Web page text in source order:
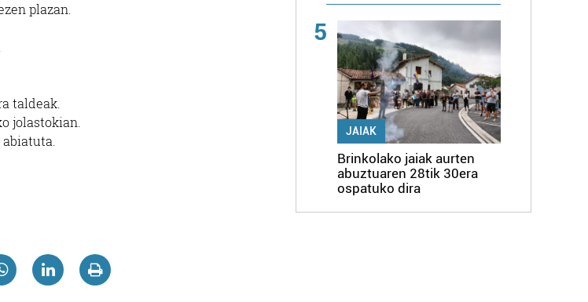
plazan.
taldeak.
jolastokian.
5
JAIAK
Brinkolako jaiak aurten
abuztuaren 28tik 30era
ospatuko dira